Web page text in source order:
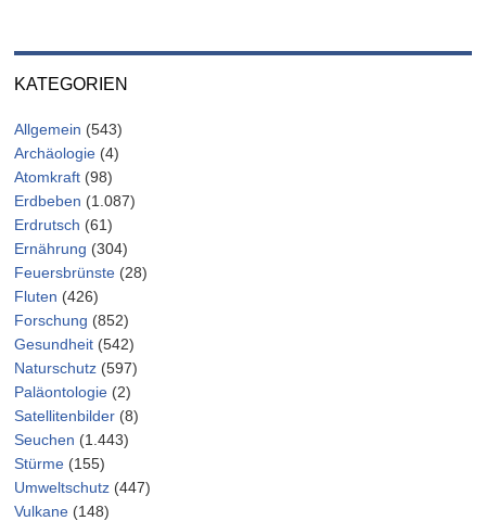
KATEGORIEN
Allgemein (543)
Archäologie (4)
Atomkraft (98)
Erdbeben (1.087)
Erdrutsch (61)
Ernährung (304)
Feuersbrünste (28)
Fluten (426)
Forschung (852)
Gesundheit (542)
Naturschutz (597)
Paläontologie (2)
Satellitenbilder (8)
Seuchen (1.443)
Stürme (155)
Umweltschutz (447)
Vulkane (148)